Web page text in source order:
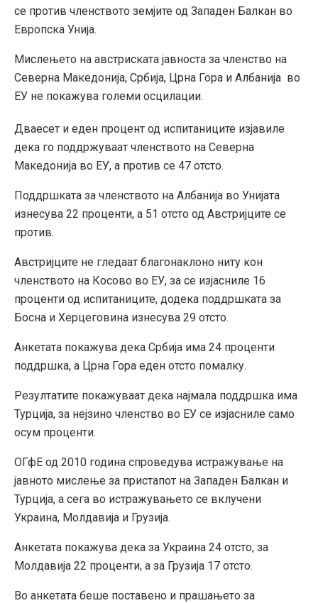
се против членството земјите од Западен Балкан во
Европска Унија.
Мислењето на австриската јавноста за членство на
Северна Македонија, Србија, Црна Гора и Албанија во
ЕУ не покажува големи осцилации.
Дваесет и еден процент од испитаниците изјавиле
дека го поддржуваат членството на Северна
Македонија во ЕУ, а против се 47 отсто.
Поддршката за членството на Албанија во Унијата
изнесува 22 проценти, а 51 отсто од Австријците се
против.
Австријците не гледаат благонаклоно ниту кон
членството на Косово во ЕУ, за се изјасниле 16
проценти од испитаниците, додека поддршката за
Босна и Херцеговина изнесува 29 отсто.
Анкетата покажува дека Србија има 24 проценти
поддршка, а Црна Гора еден отсто помалку.
Резултатите покажуваат дека најмала поддршка има
Турција, за нејзино членство во ЕУ се изјасниле само
осум проценти.
ОГфЕ од 2010 година спроведува истражување на
јавното мислење за пристапот на Западен Балкан и
Турција, а сега во истражувањето се вклучени
Украина, Молдавија и Грузија.
Анкетата покажува дека за Украина 24 отсто, за
Молдавија 22 проценти, а за Грузија 17 отсто.
Во анкетата беше поставено и прашањето за